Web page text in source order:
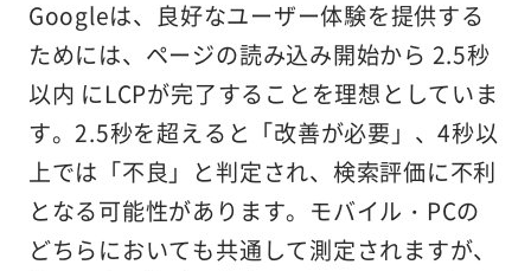
Googleは、良好なユーザー体験を提供する
ためには、ページの読み込み開始から 2.5秒
以内 にLCPが完了することを理想としていま
す。2.5秒を超えると「改善が必要」、4秒以
上では「不良」と判定され、検索評価に不利
となる可能性があります。モバイル・PCの
どちらにおいても共通して測定されますが、